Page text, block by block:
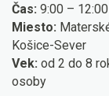
Čas: 9:00 – 12:00
Miesto:
Košice-Sever
Vek: od 2 do 8
osoby